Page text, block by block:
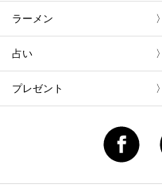
ラーメン
占い
プレゼント